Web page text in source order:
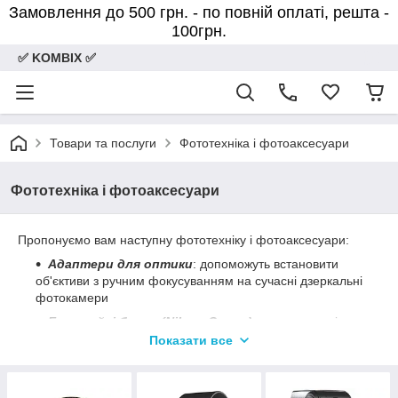
Замовлення до 500 грн. - по повній оплаті, решта -
100грн.
✅ KOMBIX ✅
Товари та послуги Фототехніка і фотоаксесуари
Фототехніка і фотоаксесуари
Пропонуємо вам наступну фототехніку і фотоаксесуари:
Адаптери для оптики: допоможуть встановити
об'єктиви з ручним фокусуванням на сучасні дзеркальні
фотокамери
Батарейні блоки (Nikon, Canon) : для зручності
утримання камери при зйомці
Показати все